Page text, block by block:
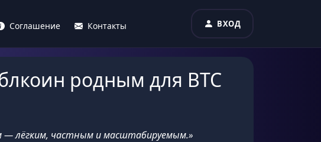
Соглашение Контакты ВХОД
родным для BTC
— лёгким, частным и масштабируемым.»